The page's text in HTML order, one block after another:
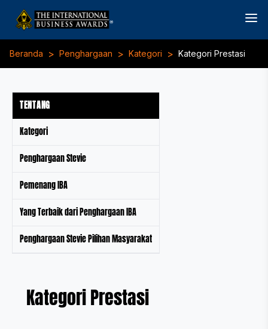
Beranda > Penghargaan > Kategori > Kategori Prestasi
TENTANG
Kategori
Penghargaan Stevie
Pemenang IBA
Yang Terbaik dari Penghargaan IBA
Penghargaan Stevie Pilihan Masyarakat
Kategori Prestasi